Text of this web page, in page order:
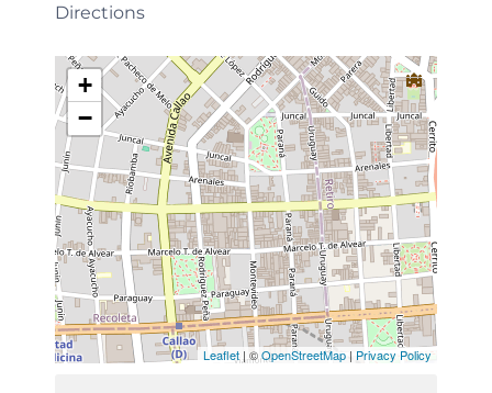
Directions
+
−
Leaflet | ©OpenStreetMap | Privacy Policy